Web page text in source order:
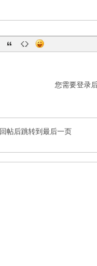
您需要登录
回帖后跳转到最后一页